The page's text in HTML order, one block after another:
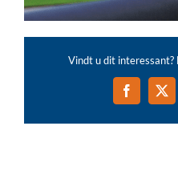
Vindt u dit interessant?
Facebook
X